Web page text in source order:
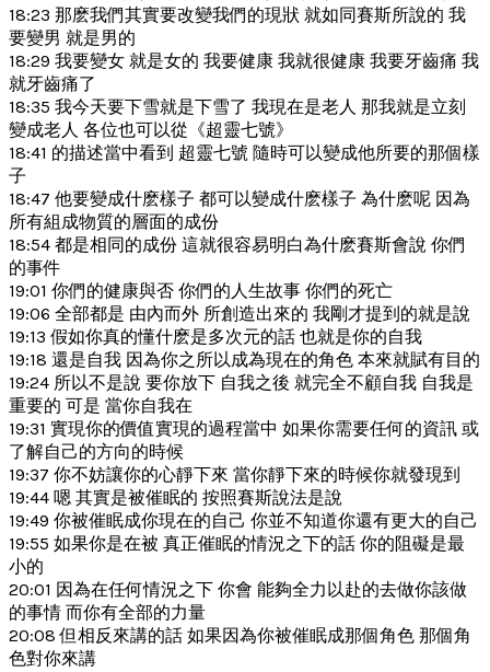
18:23 那麽我們其實要改變我們的現狀 就如同賽斯所說的 我
要變男 就是男的
18:29 我要變女 就是女的 我要健康 我就很健康 我要牙齒痛 我
就牙齒痛了
18:35 我今天要下雪就是下雪了 我現在是老人 那我就是立刻
變成老人 各位也可以從《超靈七號》
18:41 的描述當中看到 超靈七號 隨時可以變成他所要的那個樣
子
18:47 他要變成什麽樣子 都可以變成什麽樣子 為什麽呢 因為
所有組成物質的層面的成份
18:54 都是相同的成份 這就很容易明白為什麽賽斯會說 你們
的事件
19:01 你們的健康與否 你們的人生故事 你們的死亡
19:06 全部都是 由內而外 所創造出來的 我剛才提到的就是說
19:13 假如你真的懂什麽是多次元的話 也就是你的自我
19:18 還是自我 因為你之所以成為現在的角色 本來就賦有目的
19:24 所以不是說 要你放下 自我之後 就完全不顧自我 自我是
重要的 可是 當你自我在
19:31 實現你的價值實現的過程當中 如果你需要任何的資訊 或
了解自己的方向的時候
19:37 你不妨讓你的心靜下來 當你靜下來的時候你就發現到
19:44 嗯 其實是被催眠的 按照賽斯說法是說
19:49 你被催眠成你現在的自己 你並不知道你還有更大的自己
19:55 如果你是在被 真正催眠的情況之下的話 你的阻礙是最
小的
20:01 因為在任何情況之下 你會 能夠全力以赴的去做你該做
的事情 而你有全部的力量
20:08 但相反來講的話 如果因為你被催眠成那個角色 那個角
色對你來講